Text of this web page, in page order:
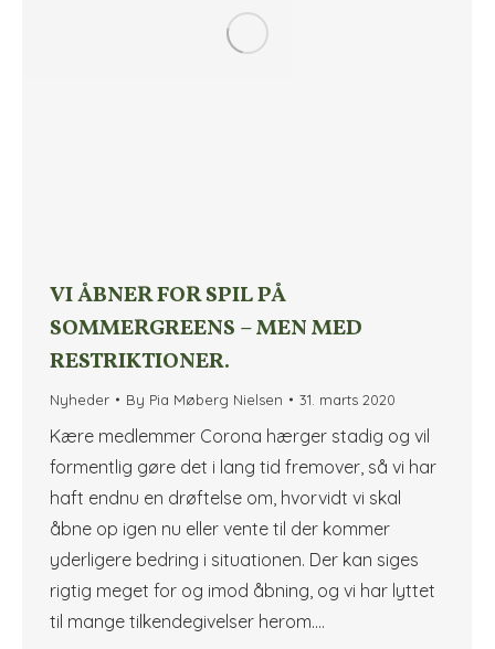
VI ÅBNER FOR SPIL PÅ
SOMMERGREENS – MEN MED
RESTRIKTIONER.
Nyheder By Pia Møberg Nielsen 31. marts 2020
Kære medlemmer Corona hærger stadig og vil
formentlig gøre det i lang tid fremover, så vi har
haft endnu en drøftelse om, hvorvidt vi skal
åbne op igen nu eller vente til der kommer
yderligere bedring i situationen. Der kan siges
rigtig meget for og imod åbning, og vi har lyttet
til mange tilkendegivelser herom.…